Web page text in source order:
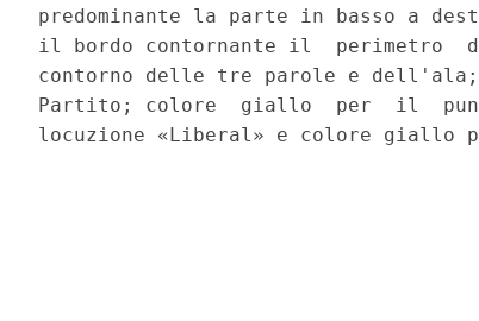
predominante la parte in basso a
il bordo contornante il  perimetro
contorno delle tre parole e
Partito; colore  giallo  per  il
locuzione «Liberal» e colore